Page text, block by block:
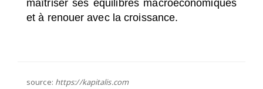
maîtriser ses équilibres macroéconomiques
et à renouer avec la croissance.
source: https://kapitalis.com